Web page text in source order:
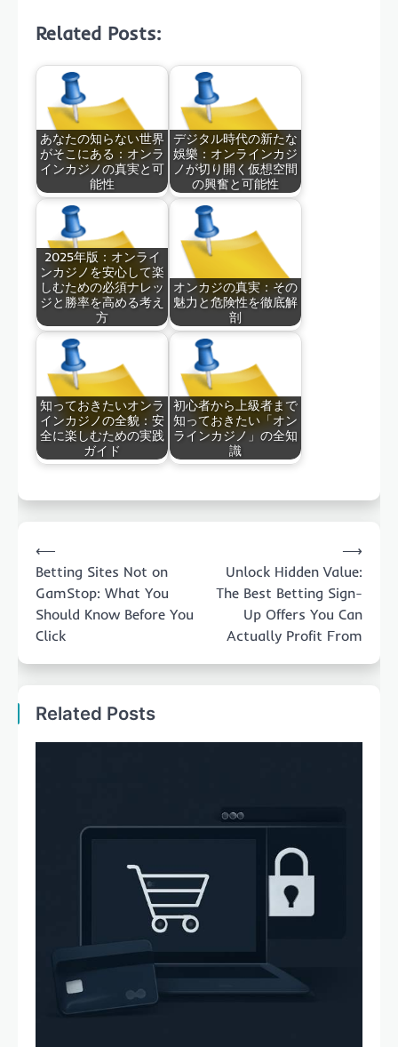
Related Posts:
あなたの知らない世界
がそこにある：オンラ
インカジノの真実と可
能性
デジタル時代の新たな
娛樂：オンラインカジ
ノが切り開く仮想空間
の興奮と可能性
2025年版：オンライ
ンカジノを安心して楽
しむための必須ナレッ
ジと勝率を高める考え
方
オンカジの真実：その
魅力と危険性を徹底解
剖
知っておきたいオンラ
インカジノの全貌：安
全に楽しむための実践
ガイド
初心者から上級者まで
知っておきたい「オン
ラインカジノ」の全知
識
navigation
⟵
Betting Sites Not on
GamStop: What You
Should Know Before You
Click
Unlock Hidden Value:
The Best Betting Sign-
Up Offers You Can
Actually Profit From
⟶
Related Posts